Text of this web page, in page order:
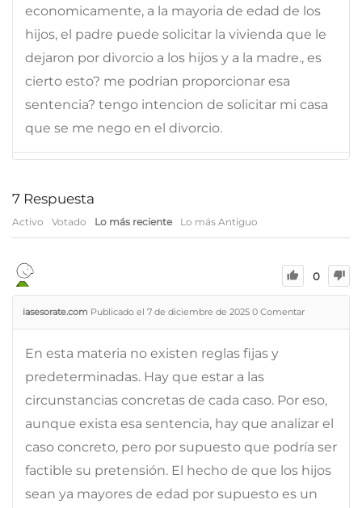
economicamente, a la mayoria de edad de los
hijos, el padre puede solicitar la vivienda que le
dejaron por divorcio a los hijos y a la madre., es
cierto esto? me podrian proporcionar esa
sentencia? tengo intencion de solicitar mi casa
que se me nego en el divorcio.
7 Respuesta
Activo Votado Lo más reciente Lo más Antiguo
0
iasesorate.com Publicado el 7 de diciembre de 2025 0 Comentar
En esta materia no existen reglas fijas y
predeterminadas. Hay que estar a las
circunstancias concretas de cada caso. Por eso,
aunque exista esa sentencia, hay que analizar el
caso concreto, pero por supuesto que podría ser
factible su pretensión. El hecho de que los hijos
sean ya mayores de edad por supuesto es un